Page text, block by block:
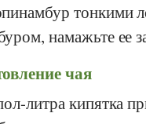
тонкими
намажьте ее
чая
литра кипятка